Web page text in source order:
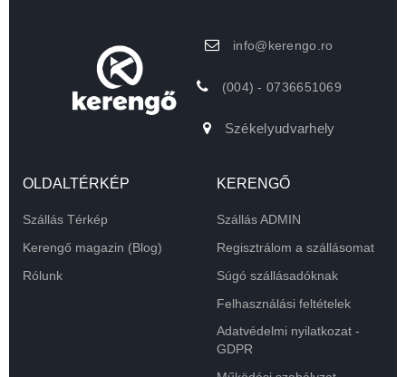
info@kerengo.ro
(004) - 0736651069
Székelyudvarhely
OLDALTÉRKÉP
Szállás Térkép
Kerengő magazin (Blog)
Rólunk
KERENGŐ
Szállás ADMIN
Regisztrálom a szállásomat
Súgó szállásadóknak
Felhasználási feltételek
Adatvédelmi nyilatkozat -
GDPR